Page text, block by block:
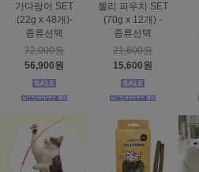
가다랑어 SET
(22g x 48개)-
종류선택
72,000원
56,900원
젤리 파우치 SET
(70g x 12개) -
종류선택
21,600원
15,600원